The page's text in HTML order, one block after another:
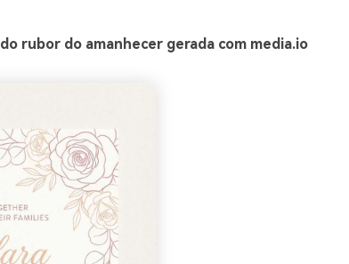
rubor do amanhecer gerada com media.io